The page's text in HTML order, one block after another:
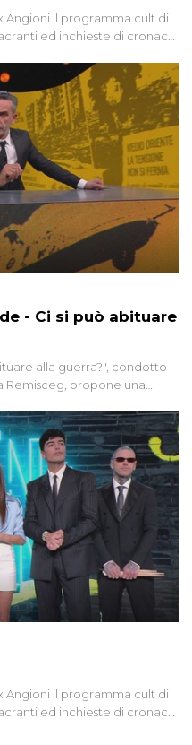
Angioni il programma cult di
ed inchieste di cronaca
- Ci si può abituare
alla guerra?", condotto
Remisceg, propone una
una realtà pervasiva.
coinvolta in conflitti armati, il
considerarla un fenomeno
Angioni il programma cult di
ed inchieste di cronaca